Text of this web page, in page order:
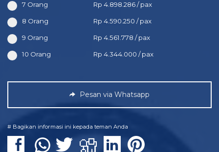
7 Orang Rp 4.898.286 / pax
8 Orang Rp 4.590.250 / pax
9 Orang Rp 4.561.778 / pax
10 Orang Rp 4.344.000 / pax
Pesan via Whatsapp
# Bagikan informasi ini kepada teman Anda